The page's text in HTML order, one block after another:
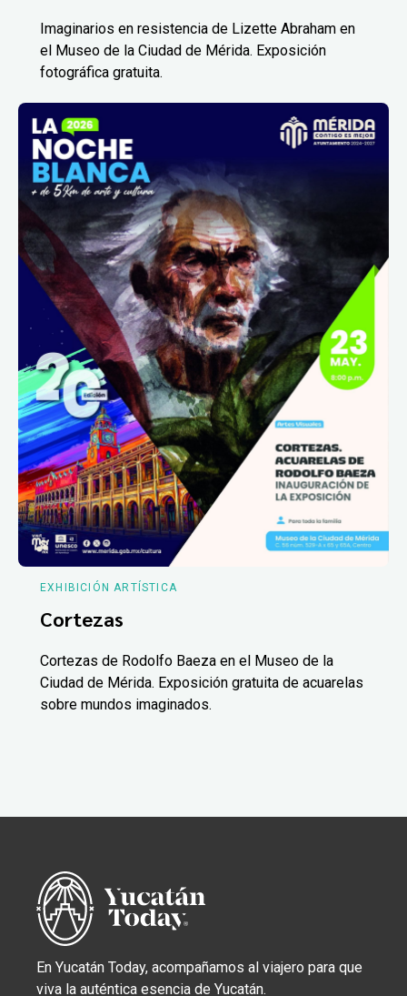
Imaginarios en resistencia de Lizette Abraham en
el Museo de la Ciudad de Mérida. Exposición
fotográfica gratuita.
EXHIBICIÓN ARTÍSTICA
Cortezas
Cortezas de Rodolfo Baeza en el Museo de la
Ciudad de Mérida. Exposición gratuita de acuarelas
sobre mundos imaginados.
En Yucatán Today, acompañamos al viajero para que
viva la auténtica esencia de Yucatán.